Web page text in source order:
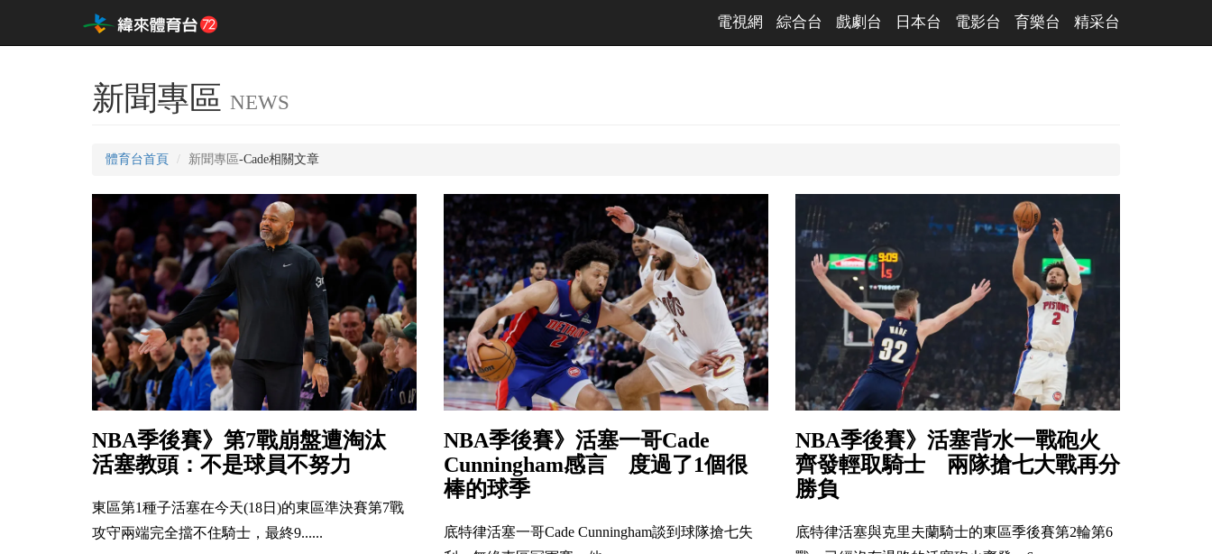
電視網 綜合台 戲劇台 日本台 電影台 育樂台 精采台
新聞專區 NEWS
體育台首頁 新聞專區-Cade相關文章
NBA季後賽》第7戰崩盤遭淘汰
活塞教頭：不是球員不努力
東區第1種子活塞在今天(18日)的東區準決賽第7戰
攻守兩端完全擋不住騎士，最終9......
NBA季後賽》活塞一哥Cade
Cunningham感言 度過了1個很
棒的球季
底特律活塞一哥Cade Cunningham談到球隊搶七失
NBA季後賽》活塞背水一戰砲火
齊發輕取騎士 兩隊搶七大戰再分
勝負
底特律活塞與克里夫蘭騎士的東區季後賽第2輪第6